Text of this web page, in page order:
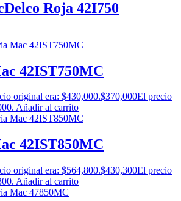
Roja 42I750
42IST750MC
original era: $430,000.$370,000El precio
Añadir al carrito
42IST850MC
original era: $564,800.$430,300El precio
Añadir al carrito